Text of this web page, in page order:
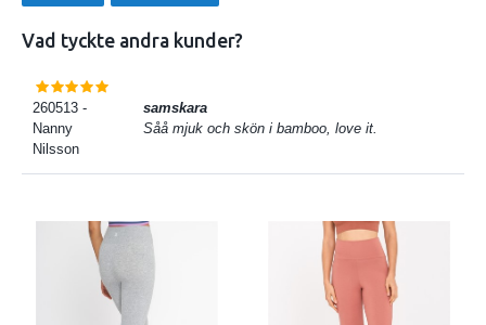
Vad tyckte andra kunder?
260513 -
Nanny
Nilsson
samskara
Såå mjuk och skön i bamboo, love it.